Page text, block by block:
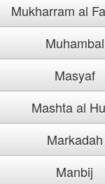
Mukharram al
Muhambal
Masyaf
Mashta al
Markadah
Manbij